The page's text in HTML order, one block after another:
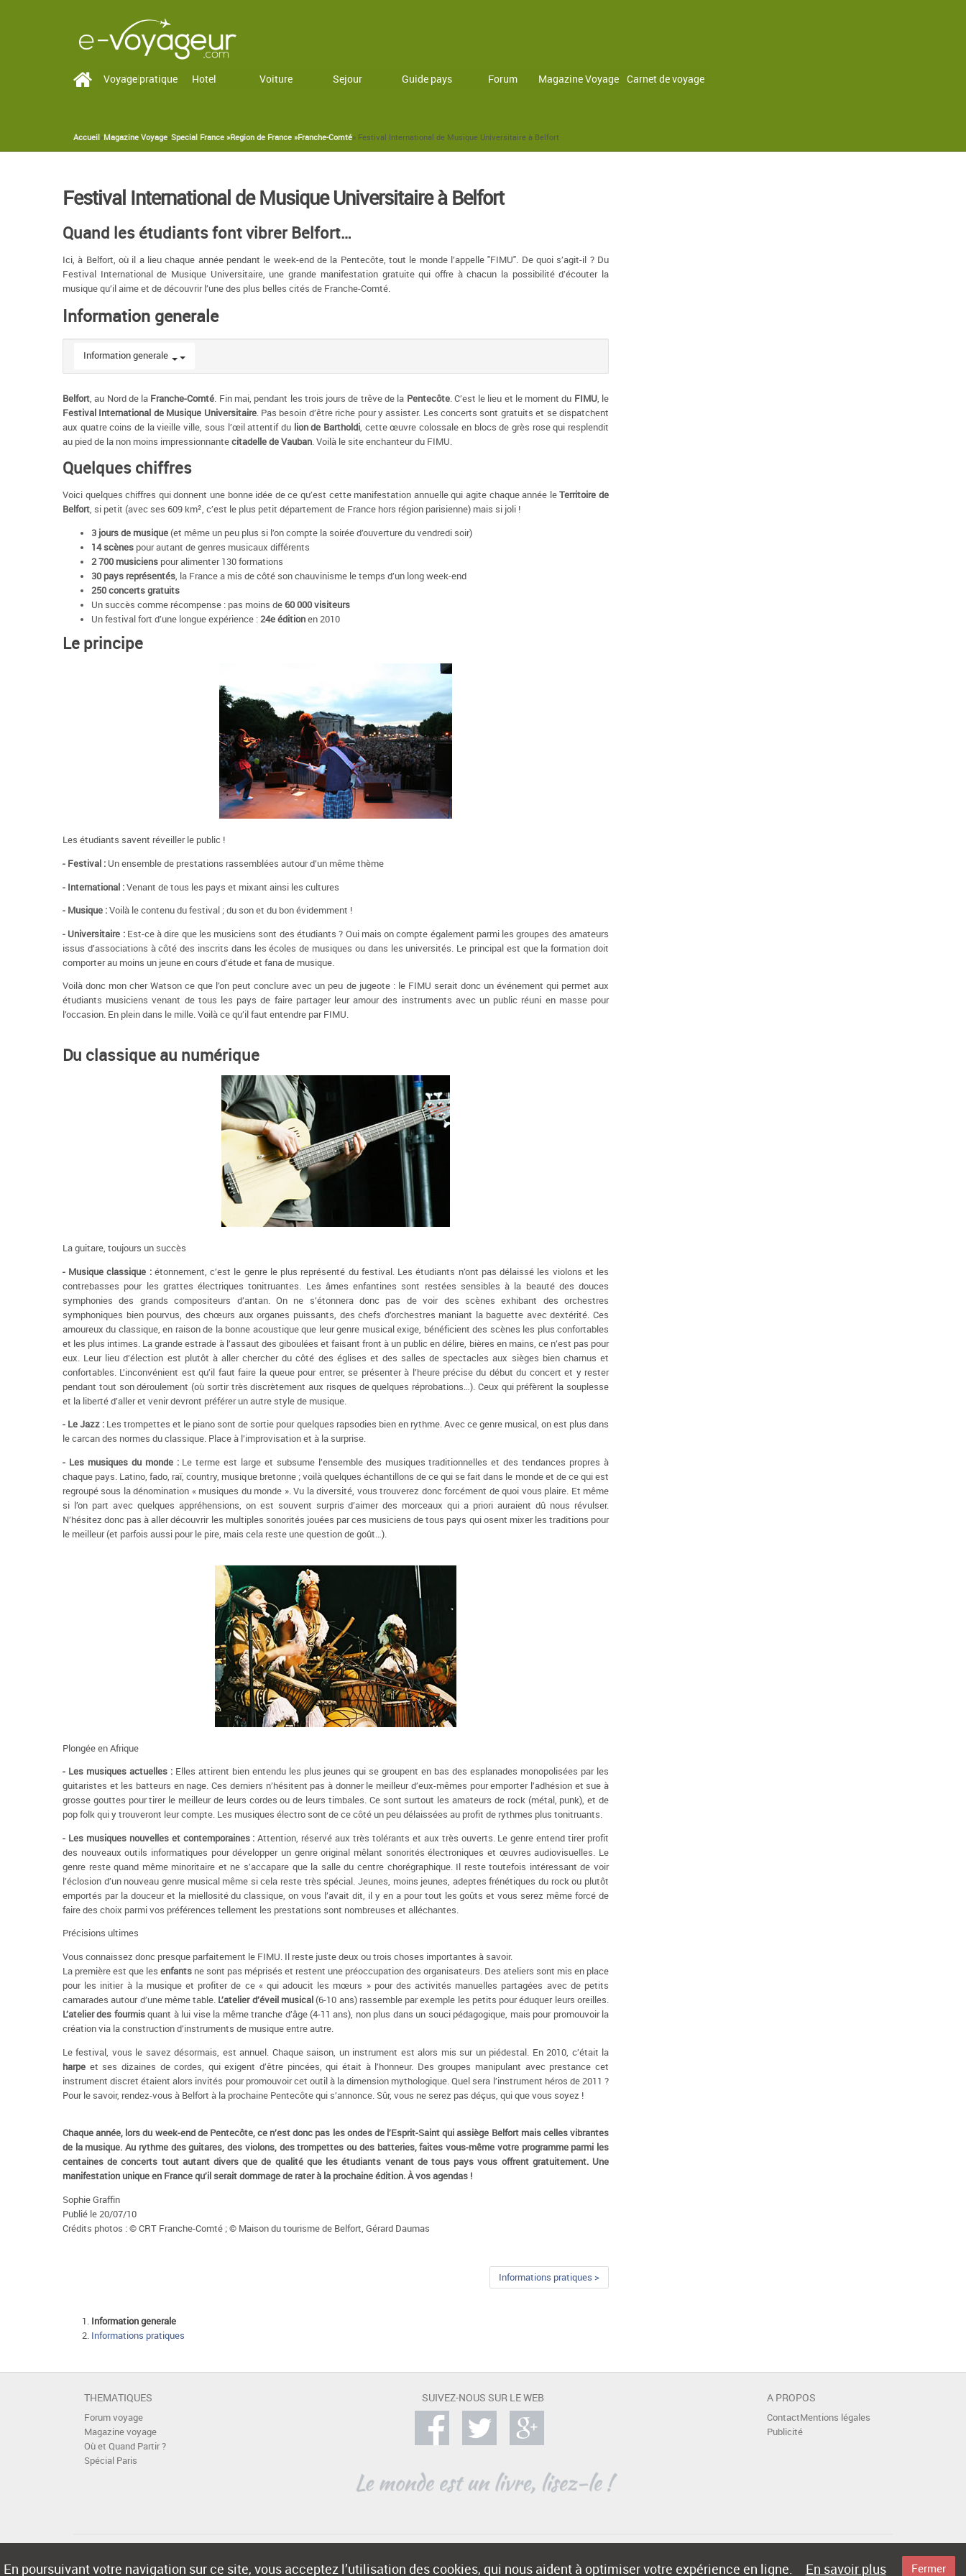
En poursuivant votre navigation sur ce site, vous acceptez l’utilisation des cookies, qui nous aident à optimiser votre expérience en ligne. Fermer
En savoir plus
Vol Hotel Voiture Sejour Guide pays Forum Magazine Voyage Carnet de voyage
Voyage pratique
You are here
Accueil»Magazine Voyage»Special France »Region de France »Franche-Comté» Festival International de Musique Universitaire à Belfort
Festival International de Musique Universitaire à Belfort
Quand les étudiants font vibrer Belfort…
Ici, à Belfort, où il a lieu chaque année pendant le week-end de la Pentecôte, tout le monde l’appelle "FIMU". De quoi s’agit-il ? Du
Festival International de Musique Universitaire, une grande manifestation gratuite qui offre à chacun la possibilité d’écouter la
musique qu’il aime et de découvrir l’une des plus belles cités de Franche-Comté.
Information generale
Information generale
Belfort, au Nord de la Franche-Comté. Fin mai, pendant les trois jours de trêve de la Pentecôte. C’est le lieu et le moment du FIMU, le
Festival International de Musique Universitaire. Pas besoin d’être riche pour y assister. Les concerts sont gratuits et se dispatchent
aux quatre coins de la vieille ville, sous l’œil attentif du lion de Bartholdi, cette œuvre colossale en blocs de grès rose qui resplendit
au pied de la non moins impressionnantecitadelle de Vauban. Voilà le site enchanteur du FIMU.
Quelques chiffres
Voici quelques chiffres qui donnent une bonne idée de ce qu’est cette manifestation annuelle qui agite chaque année leTerritoire de
Belfort, si petit (avec ses 609 km², c’est le plus petit département de France hors région parisienne) mais si joli !
3 jours de musique (et même un peu plus si l’on compte la soirée d’ouverture du vendredi soir)
14 scènes pour autant de genres musicaux différents
2 700 musiciens pour alimenter 130 formations
30 pays représentés, la France a mis de côté son chauvinisme le temps d’un long week-end
250 concerts gratuits
Un succès comme récompense : pas moins de60 000 visiteurs
Un festival fort d’une longue expérience :24e éditionen 2010
Le principe
Les étudiants savent réveiller le public !
- Festival : Un ensemble de prestations rassemblées autour d’un même thème
- International :Venant de tous les pays et mixant ainsi les cultures
- Musique :Voilà le contenu du festival ; du son et du bon évidemment !
- Universitaire :Est-ce à dire que les musiciens sont des étudiants ? Oui mais on compte également parmi les groupes des amateurs
issus d’associations à côté des inscrits dans les écoles de musiques ou dans les universités. Le principal est que la formation doit
comporter au moins un jeune en cours d’étude et fana de musique.
Voilà donc mon cher Watson ce que l’on peut conclure avec un peu de jugeote : le FIMU serait donc un événement qui permet aux
étudiants musiciens venant de tous les pays de faire partager leur amour des instruments avec un public réuni en masse pour
l’occasion. En plein dans le mille. Voilà ce qu’il faut entendre par FIMU.
Du classique au numérique
La guitare, toujours un succès
- Musique classique :étonnement, c’est le genre le plus représenté du festival. Les étudiants n’ont pas délaissé les violons et les
contrebasses pour les grattes électriques tonitruantes. Les âmes enfantines sont restées sensibles à la beauté des douces
symphonies des grands compositeurs d’antan. On ne s’étonnera donc pas de voir des scènes exhibant des orchestres
symphoniques bien pourvus, des chœurs aux organes puissants, des chefs d’orchestres maniant la baguette avec dextérité. Ces
amoureux du classique, en raison de la bonne acoustique que leur genre musical exige, bénéficient des scènes les plus confortables
et les plus intimes. La grande estrade à l’assaut des giboulées et faisant front à un public en délire, bières en mains, ce n’est pas pour
eux. Leur lieu d’élection est plutôt à aller chercher du côté des églises et des salles de spectacles aux sièges bien charnus et
confortables. L’inconvénient est qu’il faut faire la queue pour entrer, se présenter à l’heure précise du début du concert et y rester
pendant tout son déroulement (où sortir très discrètement aux risques de quelques réprobations…). Ceux qui préfèrent la souplesse
et la liberté d’aller et venir devront préférer un autre style de musique.
- Le Jazz : Les trompettes et le piano sont de sortie pour quelques rapsodies bien en rythme. Avec ce genre musical, on est plus dans
le carcan des normes du classique. Place à l’improvisation et à la surprise.
- Les musiques du monde :Le terme est large et subsume l’ensemble des musiques traditionnelles et des tendances propres à
chaque pays. Latino, fado, raï, country, musique bretonne ; voilà quelques échantillons de ce qui se fait dans le monde et de ce qui est
regroupé sous la dénomination « musiques du monde ». Vu la diversité, vous trouverez donc forcément de quoi vous plaire. Et même
si l’on part avec quelques appréhensions, on est souvent surpris d’aimer des morceaux qui a priori auraient dû nous révulser.
N’hésitez donc pas à aller découvrir les multiples sonorités jouées par ces musiciens de tous pays qui osent mixer les traditions pour
le meilleur (et parfois aussi pour le pire, mais cela reste une question de goût…).
Plongée en Afrique
- Les musiques actuelles :Elles attirent bien entendu les plus jeunes qui se groupent en bas des esplanades monopolisées par les
guitaristes et les batteurs en nage. Ces derniers n’hésitent pas à donner le meilleur d’eux-mêmes pour emporter l’adhésion et sue à
grosse gouttes pour tirer le meilleur de leurs cordes ou de leurs timbales. Ce sont surtout les amateurs de rock (métal, punk), et de
pop folk qui y trouveront leur compte. Les musiques électro sont de ce côté un peu délaissées au profit de rythmes plus tonitruants.
- Les musiques nouvelles et contemporaines : Attention, réservé aux très tolérants et aux très ouverts. Le genre entend tirer profit
des nouveaux outils informatiques pour développer un genre original mêlant sonorités électroniques et œuvres audiovisuelles. Le
genre reste quand même minoritaire et ne s’accapare que la salle du centre chorégraphique. Il reste toutefois intéressant de voir
l’éclosion d’un nouveau genre musical même si cela reste très spécial. Jeunes, moins jeunes, adeptes frénétiques du rock ou plutôt
emportés par la douceur et la miellosité du classique, on vous l’avait dit, il y en a pour tout les goûts et vous serez même forcé de
faire des choix parmi vos préférences tellement les prestations sont nombreuses et alléchantes.
Précisions ultimes
Vous connaissez donc presque parfaitement le FIMU. Il reste juste deux ou trois choses importantes à savoir.
La première est que les enfants ne sont pas méprisés et restent une préoccupation des organisateurs. Des ateliers sont mis en place
pour les initier à la musique et profiter de ce « qui adoucit les mœurs » pour des activités manuelles partagées avec de petits
camarades autour d’une même table. L’atelier d’éveil musical(6-10 ans) rassemble par exemple les petits pour éduquer leurs oreilles.
L’atelier des fourmisquant à lui vise la même tranche d’âge (4-11 ans), non plus dans un souci pédagogique, mais pour promouvoir la
création via la construction d’instruments de musique entre autre.
Le festival, vous le savez désormais, est annuel. Chaque saison, un instrument est alors mis sur un piédestal. En 2010, c’était la
harpe et ses dizaines de cordes, qui exigent d’être pincées, qui était à l’honneur. Des groupes manipulant avec prestance cet
instrument discret étaient alors invités pour promouvoir cet outil à la dimension mythologique. Quel sera l’instrument héros de 2011 ?
Pour le savoir, rendez-vous à Belfort à la prochaine Pentecôte qui s’annonce. Sûr, vous ne serez pas déçus, qui que vous soyez !
Chaque année, lors du week-end de Pentecôte, ce n’est donc pas les ondes de l’Esprit-Saint qui assiège Belfort mais celles vibrantes
de la musique. Au rythme des guitares, des violons, des trompettes ou des batteries, faites vous-même votre programme parmi les
centaines de concerts tout autant divers que de qualité que les étudiants venant de tous pays vous offrent gratuitement. Une
manifestation unique en France qu’il serait dommage de rater à la prochaine édition.Àvos agendas !
Sophie Graffin
Publié le 20/07/10
Crédits photos : © CRT Franche-Comté ; © Maison du tourisme de Belfort, Gérard Daumas
Informations pratiques >
Information generale
Informations pratiques
THEMATIQUES
Forum voyage
Magazine voyage
Où et Quand Partir ?
Spécial Paris
SUIVEZ-NOUS SUR LE WEB A PROPOS
ContactMentions légales
Publicité
Copyright © 2004-2015 -e-Voyageur- Tous droits réservés